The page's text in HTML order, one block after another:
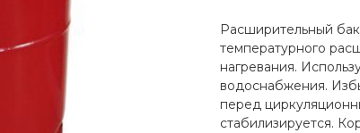
Расширительный
температурного
нагревания.
водоснабжения.
перед
стабилизируется.